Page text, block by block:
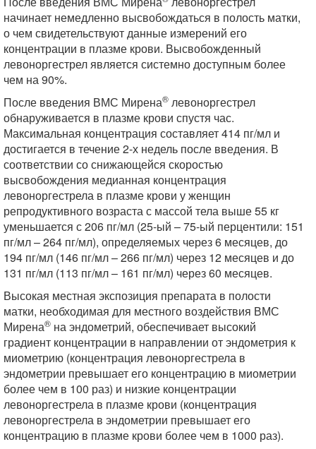
начинает немедленно высвобождаться в полость матки,
о чем свидетельствуют данные измерений его
концентрации в плазме крови. Высвобожденный
левоноргестрел является системно доступным более
чем на 90%.
После введения ВМС Мирена® левоноргестрел
обнаруживается в плазме крови спустя час.
Максимальная концентрация составляет 414 пг/мл и
достигается в течение 2-х недель после введения. В
соответствии со снижающейся скоростью
высвобождения медианная концентрация
левоноргестрела в плазме крови у женщин
репродуктивного возраста с массой тела выше 55 кг
уменьшается с 206 пг/мл (25-ый – 75-ый перцентили: 151
пг/мл – 264 пг/мл), определяемых через 6 месяцев, до
194 пг/мл (146 пг/мл – 266 пг/мл) через 12 месяцев и до
131 пг/мл (113 пг/мл – 161 пг/мл) через 60 месяцев.
Высокая местная экспозиция препарата в полости
матки, необходимая для местного воздействия ВМС
Мирена® на эндометрий, обеспечивает высокий
градиент концентрации в направлении от эндометрия к
миометрию (концентрация левоноргестрела в
эндометрии превышает его концентрацию в миометрии
более чем в 100 раз) и низкие концентрации
левоноргестрела в плазме крови (концентрация
левоноргестрела в эндометрии превышает его
концентрацию в плазме крови более чем в 1000 раз).